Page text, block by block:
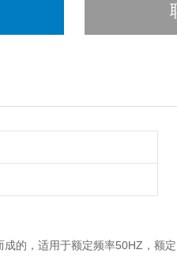
的，适用于额定频率50HZ，额